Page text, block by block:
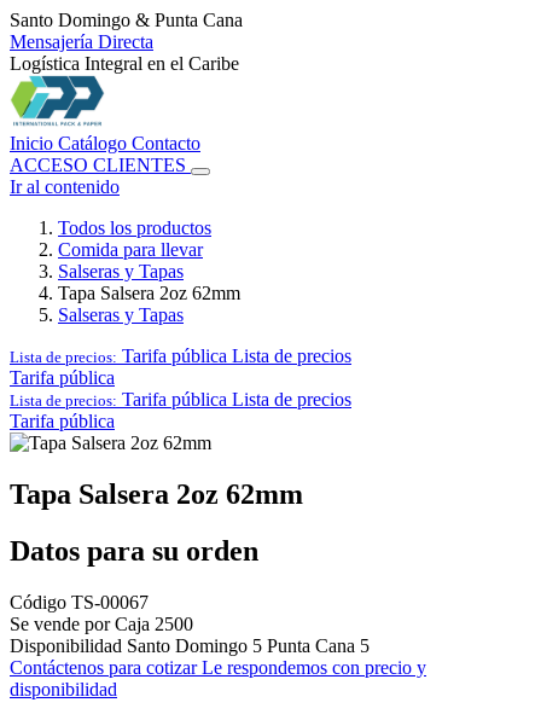
Santo Domingo & Punta Cana
Mensajería Directa
Logística Integral en el Caribe
Inicio Catálogo Contacto
ACCESO CLIENTES
Ir al contenido
Todos los productos
Comida para llevar
Salseras y Tapas
Tapa Salsera 2oz 62mm
Salseras y Tapas
Lista de precios: Tarifa pública Lista de precios
Tarifa pública
Lista de precios: Tarifa pública Lista de precios
Tarifa pública
Tapa Salsera 2oz 62mm
Datos para su orden
Código TS-00067
Se vende por Caja 2500
Disponibilidad Santo Domingo 5 Punta Cana 5
Contáctenos para cotizar Le respondemos con precio y
disponibilidad